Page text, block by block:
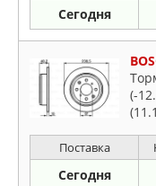
Сегодня
(-
Поставка
Сегодня